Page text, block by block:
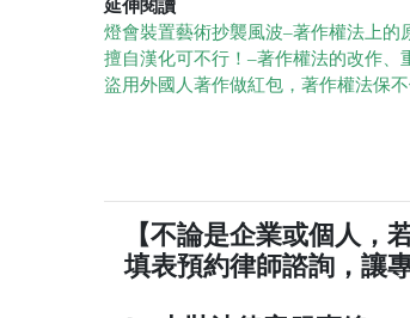
延伸閱讀
燈會裝置藝術抄襲風波–著作權法上的
擅自漢化可不行！–著作權法的改作、
盜用外國人著作做紅包，著作權法保
【不論是企業或個人，
填表預約律師諮詢，讓